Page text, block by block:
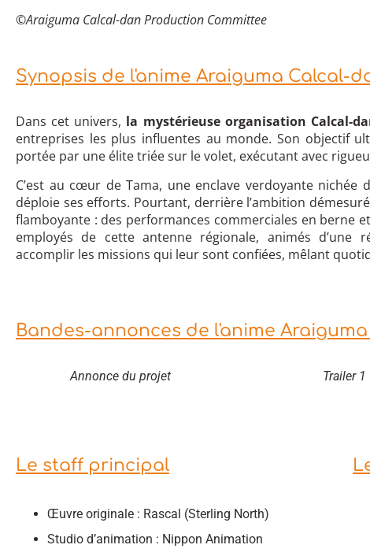
©Araiguma Calcal-dan Production Committee
Synopsis de l'anime Araiguma Calcal-
Dans cet univers, la mystérieuse organisation Calcal-
entreprises les plus influentes au monde. Son objectif
portée par une élite triée sur le volet, exécutant avec
C’est au cœur de Tama, une enclave verdoyante nichée
déploie ses efforts. Pourtant, derrière l’ambition
flamboyante : des performances commerciales en berne
employés de cette antenne régionale, animés d’une
accomplir les missions qui leur sont confiées, mêlant
Bandes-annonces de l'anime
Annonce du projet Trailer 1
Le staff principal
Œuvre originale : Rascal (Sterling North)
Studio d’animation : Nippon Animation